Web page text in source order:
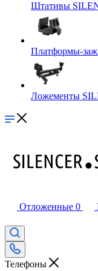
Штативы
Платформы-
Ложементы
Отложенные 0
Телефоны